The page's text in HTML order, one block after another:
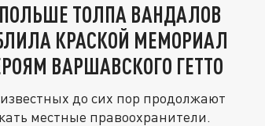
ТОЛПА ВАНДАЛОВ
КРАСКОЙ МЕМОРИАЛ
ВАРШАВСКОГО ГЕТТО
до сих пор продолжают
местные правоохранители.